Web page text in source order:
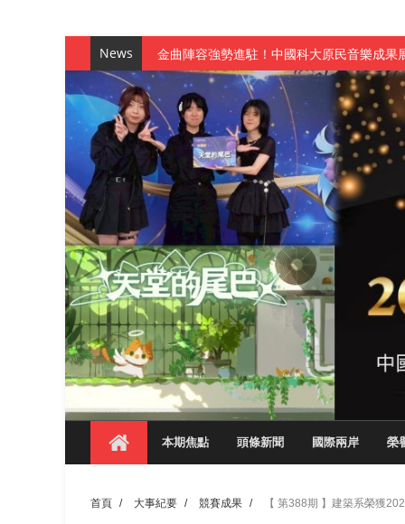
News
金曲陣容強勢進駐！中國科大原民音樂成果
數媒系《天堂的尾巴》、《礦影》勇奪台灣
師生攜手磨練一個月！觀管系榮獲天籟盃全
一銀彭仁主中國科大開講 解密AI時代的金
通識教育中心主辦「114學年度AI英文自我
數據後的溫度：財金系傑出校友共議「人
森城建設股份有限公司捐贈 嘉惠行管系莘莘
產學合作新里程！財金系師生參訪中租控股
英文公園 315期
【 第404期 】影視系榮獲59屆美國休士頓
【 第404期 】你抓得到我嗎？數媒系VR新
【 第404期 】數媒系《光影潛歷史》榮獲
【 第404期 】探索空間設計解方 室設系學
【 第404期 】從創意到實踐 數媒系學生於
【 第404期 】此夏，向未來！ 中國科大新
本期焦點 頭條新聞 國際兩岸 榮
首頁 / 大事紀要 / 競賽成果 / 【 第388期 】建築系榮獲